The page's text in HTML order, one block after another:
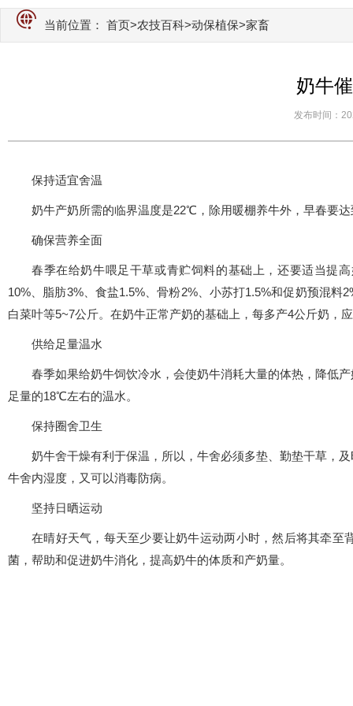
当前位置： 首页>农技百科>动保植保>家畜
奶牛
发布时间：
保持适宜舍温
奶牛产奶所需的临界温度是22℃，除用暖棚养牛外，早春要
确保营养全面
春季在给奶牛喂足干草或青贮饲料的基础上，还要适当提
10%、脂肪3%、食盐1.5%、骨粉2%、小苏打1.5%和促奶预混
白菜叶等5~7公斤。在奶牛正常产奶的基础上，每多产4公斤奶，
供给足量温水
春季如果给奶牛饲饮冷水，会使奶牛消耗大量的体热，降低
足量的18℃左右的温水。
保持圈舍卫生
奶牛舍干燥有利于保温，所以，牛舍必须多垫、勤垫干草，
牛舍内湿度，又可以消毒防病。
坚持日晒运动
在晴好天气，每天至少要让奶牛运动两小时，然后将其牵
菌，帮助和促进奶牛消化，提高奶牛的体质和产奶量。